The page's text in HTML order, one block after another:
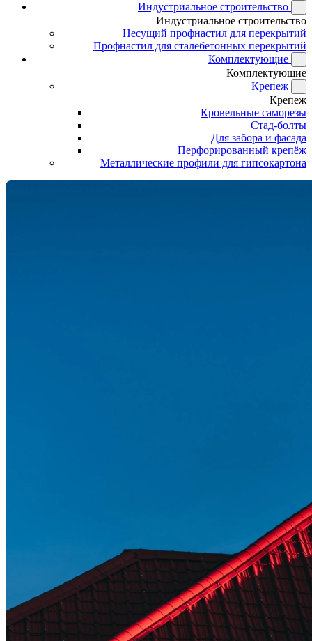
Индустриальное строительство
Индустриальное строительство
Несущий профнастил для перекрытий
Профнастил для сталебетонных перекрытий
Комплектующие
Комплектующие
Крепеж
Крепеж
Кровельные саморезы
Стад-болты
Для забора и фасада
Перфорированный крепёж
Металлические профили для гипсокартона